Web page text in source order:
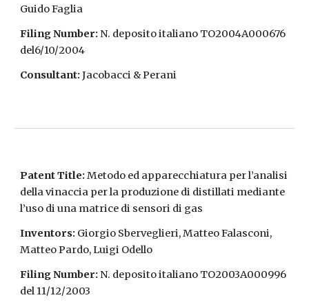
Guido Faglia
Filing Number:N. deposito italiano TO2004A000676
del6/10/2004
Consultant:Jacobacci & Perani
Patent Title:Metodo ed apparecchiatura per l’analisi
della vinaccia per la produzione di distillati mediante
l’uso di una matrice di sensori di gas
Inventors: Giorgio Sberveglieri, Matteo Falasconi,
Matteo Pardo, Luigi Odello
Filing Number:N. deposito italiano TO2003A000996
del 11/12/2003